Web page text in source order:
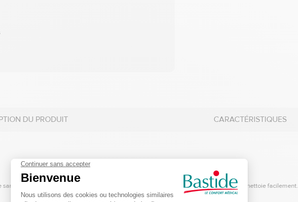
CARACTÉRISTIQUES
DU PRODUIT
sangle appui mollet pour plus de confort. Cette chaise percée se monte rapidement et se nettoie facilement.